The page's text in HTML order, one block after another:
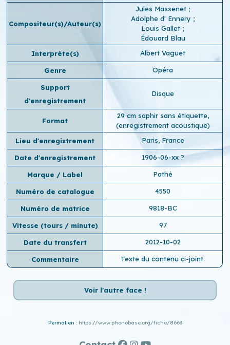
Compositeur(s)/Auteur(s)
Jules Massenet ;
Adolphe d' Ennery ;
Louis Gallet ;
Édouard Blau
Interprète(s)
Albert Vaguet
Genre Opéra
Support
d'enregistrement
Disque
Format
29 cm saphir sans étiquette,
(enregistrement acoustique)
Lieu d'enregistrement
Paris, France
Date d'enregistrement 1906-06-xx ?
Marque / Label Pathé
Numéro de catalogue 4550
Numéro de matrice 9818-BC
Vitesse (tours / minute) 97
Date du transfert 2012-10-02
Commentaire Texte du contenu ci-joint.
Voir l'autre face !
Permalien : https://www.phonobase.org/fiche/8663